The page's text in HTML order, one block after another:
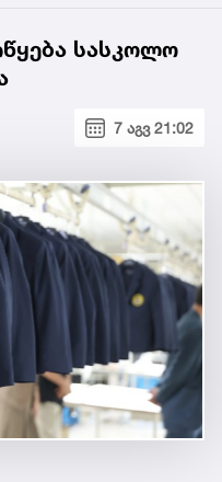
სასკოლო
7 აგვ 21:02